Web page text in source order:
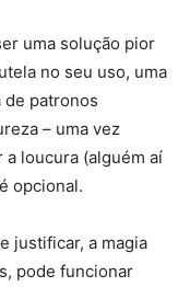
uma solução pior
no seu uso, uma
de patronos
– uma vez
loucura (alguém aí
opcional.
justificar, a magia
pode funcionar